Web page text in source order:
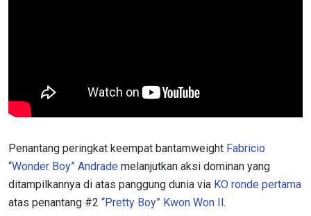
Penantang peringkat keempat bantamweight Fabricio
“Wonder Boy” Andrade melanjutkan aksi dominan yang
ditampilkannya di atas panggung dunia via KO ronde pertama
atas penantang #2 “Pretty Boy” Kwon Won Il .